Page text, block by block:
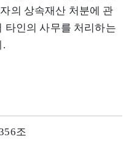
의 상속재산 처분에 관
타인의 사무를 처리하는
.
조